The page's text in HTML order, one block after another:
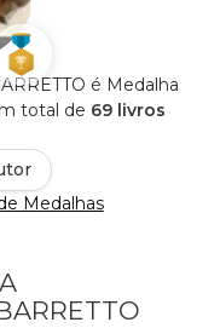
é Medalha
total de 69 livros
Medalhas